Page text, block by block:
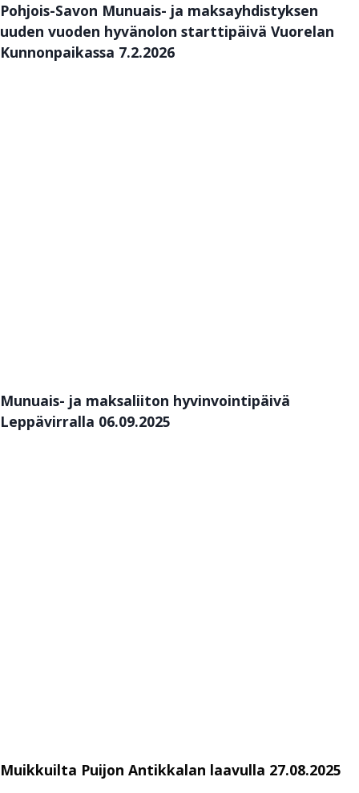
Pohjois-Savon Munuais- ja maksayhdistyksen
uuden vuoden hyvänolon starttipäivä Vuorelan
Kunnonpaikassa 7.2.2026
Munuais- ja maksaliiton hyvinvointipäivä
Leppävirralla 06.09.2025
Muikkuilta Puijon Antikkalan laavulla 27.08.2025